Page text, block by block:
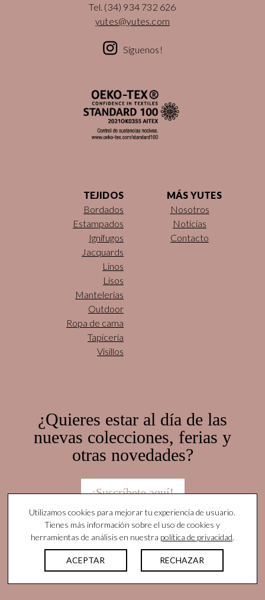
Tel. (34) 934 732 626
yutes@yutes.com
Síguenos!
TEJIDOS
Bordados
Estampados
Ignífugos
Jacquards
Linos
Lisos
Mantelerías
Outdoor
Ropa de cama
Tapicería
Visillos
MÁS YUTES
Nosotros
Noticias
Contacto
¿Quieres estar al día de las
nuevas colecciones, ferias y
otras novedades?
¡Suscríbete aquí!
© Yutes Natural Fabrics. Todos los derechos
reservados |Nota legal Política de privacidad
Protocolo Acoso
Utilizamos cookies para mejorar tu experiencia de usuario.
Tienes más información sobre el uso de cookies y
herramientas de análisis en nuestra política de privacidad.
ACEPTAR RECHAZAR